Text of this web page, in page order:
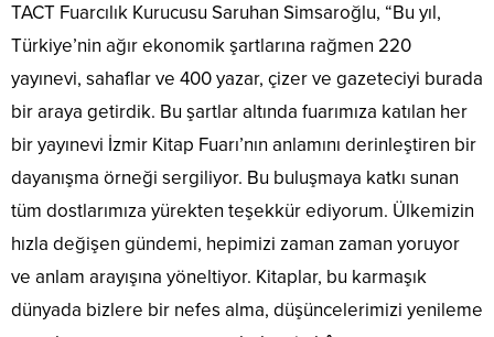
TACT Fuarcılık Kurucusu Saruhan Simsaroğlu, “Bu yıl,
Türkiye’nin ağır ekonomik şartlarına rağmen 220
yayınevi, sahaflar ve 400 yazar, çizer ve gazeteciyi burada
bir araya getirdik. Bu şartlar altında fuarımıza katılan her
bir yayınevi İzmir Kitap Fuarı’nın anlamını derinleştiren bir
dayanışma örneği sergiliyor. Bu buluşmaya katkı sunan
tüm dostlarımıza yürekten teşekkür ediyorum. Ülkemizin
hızla değişen gündemi, hepimizi zaman zaman yoruyor
ve anlam arayışına yöneltiyor. Kitaplar, bu karmaşık
dünyada bizlere bir nefes alma, düşüncelerimizi yenileme